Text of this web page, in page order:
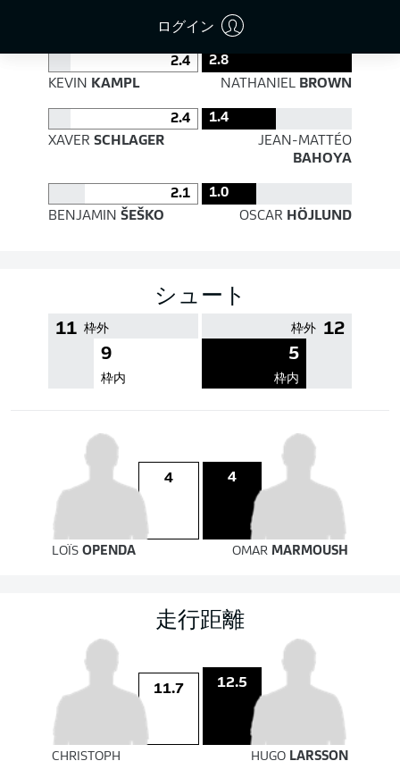
ログイン
PASS EFFICIENCY
2.4
2.8
KEVIN KAMPL NATHANIELBROWN
2.4
1.4
XAVER SCHLAGER
JEAN-MATTÉO
BAHOYA
2.1
1.0
BENJAMIN ŠEŠKO OSCAR HÖJLUND
シュート
11 枠外
9
枠内
12
枠外
5
枠内
4 4
LOÏS OPENDA OMARMARMOUSH
走行距離
11.7 12.5
CHRISTOPH HUGO LARSSON